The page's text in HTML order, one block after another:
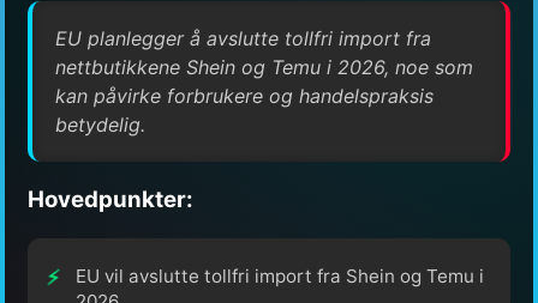
EU planlegger å avslutte tollfri import fra
nettbutikkene Shein og Temu i 2026, noe som
kan påvirke forbrukere og handelspraksis
betydelig.
Hovedpunkter:
EU vil avslutte tollfri import fra Shein og Temu i